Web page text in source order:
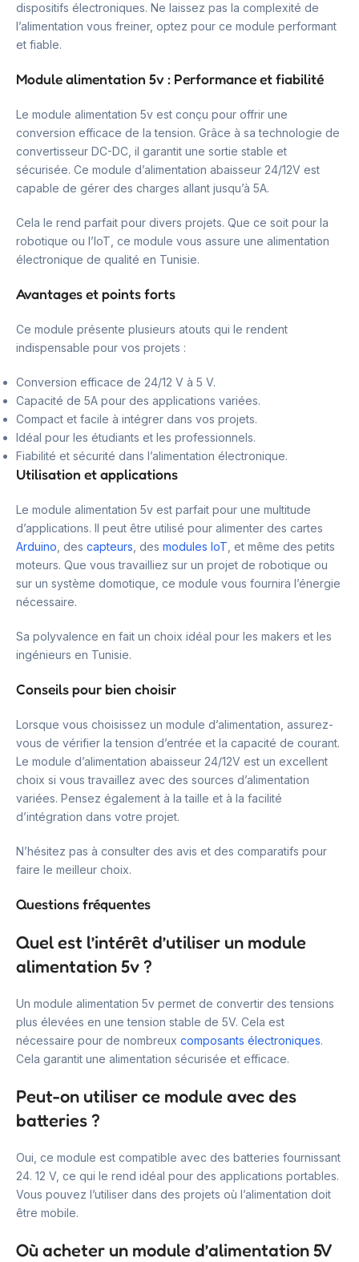
dispositifs électroniques. Ne laissez pas la complexité de
l’alimentation vous freiner, optez pour ce module performant
et fiable.
Module alimentation 5v : Performance et fiabilité
Le module alimentation 5v est conçu pour offrir une
conversion efficace de la tension. Grâce à sa technologie de
convertisseur DC-DC, il garantit une sortie stable et
sécurisée. Ce module d’alimentation abaisseur 24/12V est
capable de gérer des charges allant jusqu’à 5A.
Cela le rend parfait pour divers projets. Que ce soit pour la
robotique ou l’IoT, ce module vous assure une alimentation
électronique de qualité en Tunisie.
Avantages et points forts
Ce module présente plusieurs atouts qui le rendent
indispensable pour vos projets :
Conversion efficace de 24/12 V à 5 V.
Capacité de 5A pour des applications variées.
Compact et facile à intégrer dans vos projets.
Idéal pour les étudiants et les professionnels.
Fiabilité et sécurité dans l’alimentation électronique.
Utilisation et applications
Le module alimentation 5v est parfait pour une multitude
d’applications. Il peut être utilisé pour alimenter des cartes
Arduino , des capteurs , des modules IoT , et même des petits
moteurs. Que vous travailliez sur un projet de robotique ou
sur un système domotique, ce module vous fournira l’énergie
nécessaire.
Sa polyvalence en fait un choix idéal pour les makers et les
ingénieurs en Tunisie.
Conseils pour bien choisir
Lorsque vous choisissez un module d’alimentation, assurez-
vous de vérifier la tension d’entrée et la capacité de courant.
Le module d’alimentation abaisseur 24/12V est un excellent
choix si vous travaillez avec des sources d’alimentation
variées. Pensez également à la taille et à la facilité
d’intégration dans votre projet.
N’hésitez pas à consulter des avis et des comparatifs pour
faire le meilleur choix.
Questions fréquentes
Quel est l’intérêt d’utiliser un module
alimentation 5v ?
Un module alimentation 5v permet de convertir des tensions
plus élevées en une tension stable de 5V. Cela est
nécessaire pour de nombreux composants électroniques.
Cela garantit une alimentation sécurisée et efficace.
Peut-on utiliser ce module avec des
batteries ?
Oui, ce module est compatible avec des batteries fournissant
24. 12 V, ce qui le rend idéal pour des applications portables.
Vous pouvez l’utiliser dans des projets où l’alimentation doit
être mobile.
Où acheter un module d’alimentation 5V